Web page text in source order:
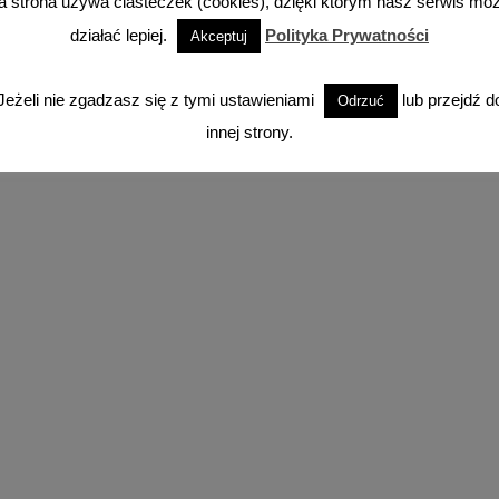
Facebook Instagram YouTube TikTok
działać lepiej.
Akceptuj Polityka Prywatności
nie zgadzasz się z tymi ustawieniami Odrzuć
lub przejdź
innej strony.